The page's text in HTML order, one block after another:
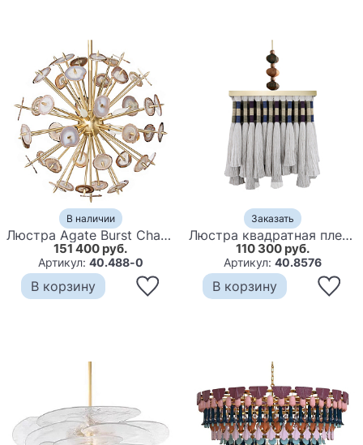
В наличии
Люстра Agate Burst Chandelier Brass
151 400 руб.
Артикул: 40.488-0
В корзину
Заказать
Люстра квадратная плетеная с бахромой Wicker Square Chandelier with Tassels
110 300 руб.
Артикул: 40.8576
В корзину